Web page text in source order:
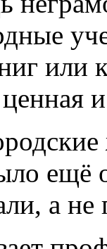
ещё
а не